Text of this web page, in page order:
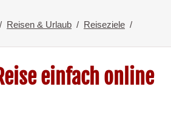
Reisen & Urlaub Reiseziele
einfach online